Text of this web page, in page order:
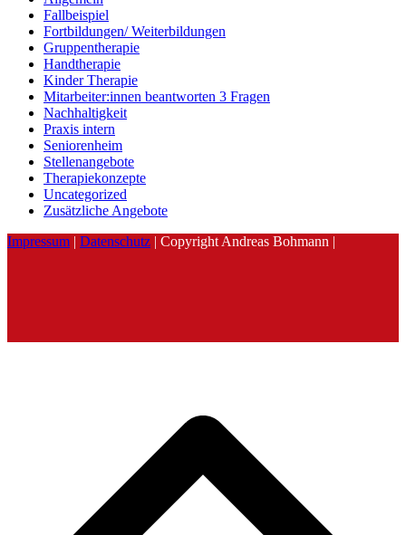
Fallbeispiel
Fortbildungen/ Weiterbildungen
Gruppentherapie
Handtherapie
Kinder Therapie
Mitarbeiter:innen beantworten 3 Fragen
Nachhaltigkeit
Praxis intern
Seniorenheim
Stellenangebote
Therapiekonzepte
Uncategorized
Zusätzliche Angebote
Impressum | Datenschutz | Copyright Andreas Bohmann |